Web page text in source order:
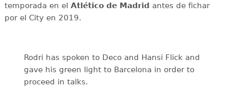
temporada en el Atlético de Madrid antes de fichar
por el City en 2019.
Rodri has spoken to Deco and Hansi Flick and
gave his green light to Barcelona in order to
proceed in talks.